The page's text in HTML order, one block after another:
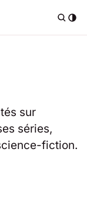
sur
séries,
fiction.